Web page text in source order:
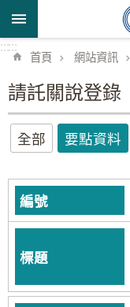
跳到主要內容區塊
::::::
首頁 網站資訊
請託關說登錄
全部 要點資料